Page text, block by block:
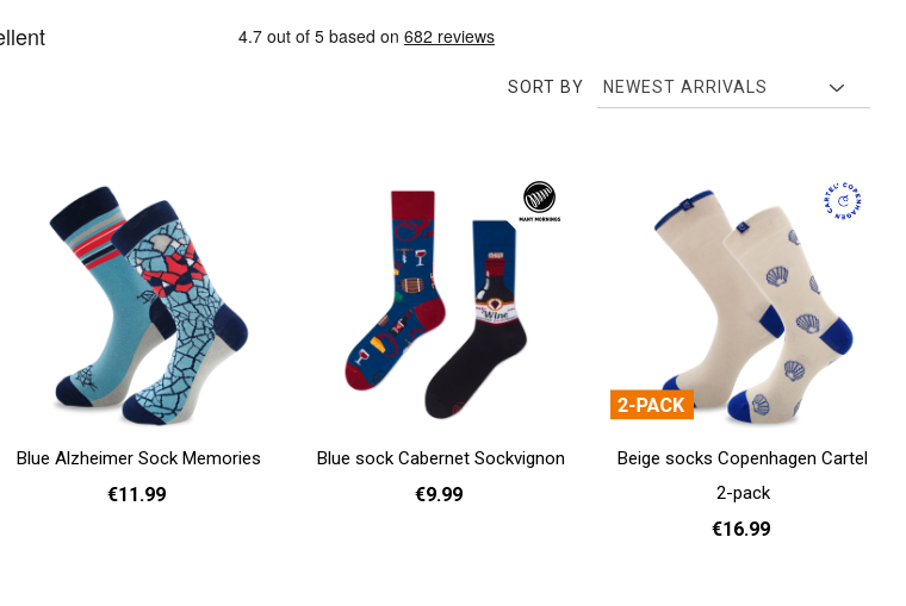
SORT BY
Blue Alzheimer Sock Memories
€11.99
Blue sock Cabernet Sockvignon
€9.99
Beige socks Copenhagen Cartel
2-pack
€16.99